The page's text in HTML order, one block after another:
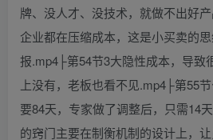
牌、没人才、没技术，就做不出好
企业都在压缩成本，这是小买卖的
报.mp4├第54节3大隐性成本，导致
上没有，老板也看不见.mp4├第55
要84天，专家做了调整后，只需14
的窍门主要在制衡机制的设计上，